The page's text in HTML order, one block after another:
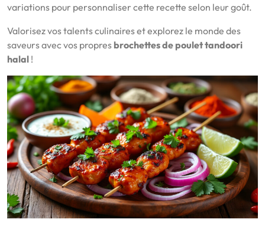
variations pour personnaliser cette recette selon leur goût.
Valorisez vos talents culinaires et explorez le monde des
saveurs avec vos propres brochettes de poulet tandoori
halal !